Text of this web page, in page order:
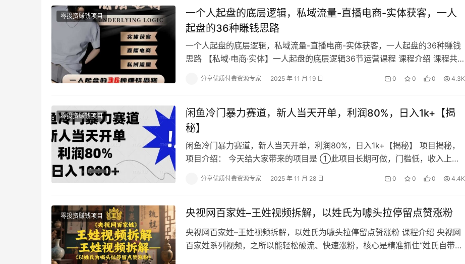
零投资赚钱项目
一个人起盘的底层逻辑，私域流量-直播电商-实体获客，一人
起盘的36种賺钱思路
一个人起盘的底层逻辑，私域流量-直播电商-实体获客，一人起盘的36种賺钱
思路 【私域·电商·实体】一人起盘的底层逻辑36节运营课程 课程介绍 课程共
分享优质付费资源专家 2025 年 11 月 19 日 0 0 0 4.3K
零投资赚钱项目
闲鱼冷门暴力赛道，新人当天开单，利润80%，日入1k+【揭
秘】
闲鱼冷门暴力赛道，新人当天开单，利润80%，日入1k+【揭秘】 项目揭秘，
项目介绍： 今天给大家带来的项目是 ①此项目长期可做，门槛低，收入上限
分享优质付费资源专家 2025 年 11 月 28 日 0 0 0 4.4K
零投资赚钱项目 央视网百家姓–王姓视频拆解，以姓氏为噱头拉停留点赞涨粉
央视网百家姓–王姓视频拆解，以姓氏为噱头拉停留点赞涨粉 课程介绍 央视网
百家姓系列视频，之所以能轻松破流、快速涨粉，核心是精准抓住“姓氏自带的